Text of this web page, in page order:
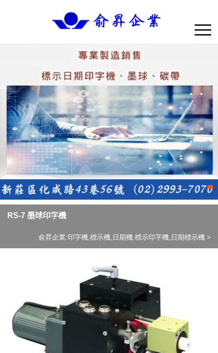
RS-7 墨球印字機
俞昇企業:印字機,標示機,日期機.標示印字機,日期標示機 >